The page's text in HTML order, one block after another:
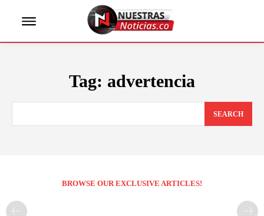
Tag: advertencia
SEARCH
BROWSE OUR EXCLUSIVE ARTICLES!